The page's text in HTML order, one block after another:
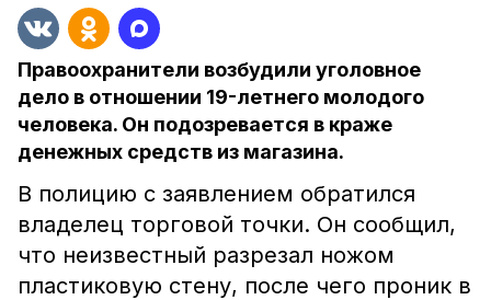
Правоохранители возбудили уголовное
дело в отношении 19-летнего молодого
человека. Он подозревается в краже
денежных средств из магазина.
В полицию с заявлением обратился
владелец торговой точки. Он сообщил,
что неизвестный разрезал ножом
пластиковую стену, после чего проник в